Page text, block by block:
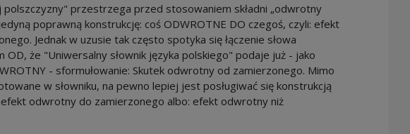
polszczyzny" przestrzega przed stosowaniem składni „odwrotny
poprawną konstrukcję: coś ODWROTNE DO czegoś, czyli: efekt
Jednak w uzusie tak często spotyka się łączenie słowa
OD, że "Uniwersalny słownik języka polskiego" podaje już - jako
- sformułowanie: Skutek odwrotny od zamierzonego. Mimo
w słowniku, na pewno lepiej jest posługiwać się konstrukcją
odwrotny do zamierzonego albo: efekt odwrotny niż